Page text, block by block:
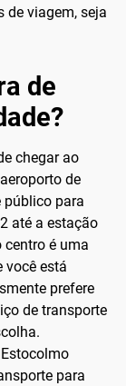
de viagem, seja
de
chegar ao
de
público para
até a estação
centro é uma
você está
prefere
de transporte
para